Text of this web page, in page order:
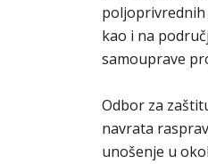
poljoprivrednih
kao i na
samouprave
Odbor za
navrata
unošenje u